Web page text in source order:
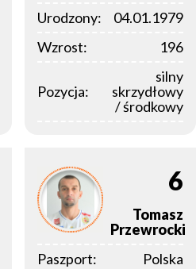
Urodzony:
04.01.1979
Wzrost:
196
Pozycja:
silny
skrzydłowy
/ środkowy
6
Tomasz
Przewrocki
Paszport:
Polska